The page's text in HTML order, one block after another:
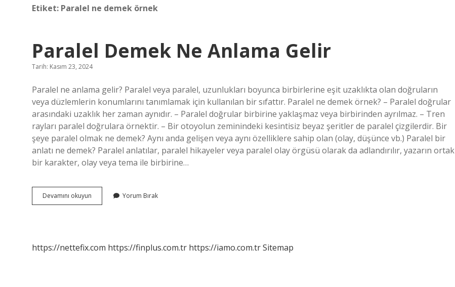
Etiket: Paralel ne demek örnek
Paralel Demek Ne Anlama Gelir
Tarih: Kasım 23, 2024
Paralel ne anlama gelir? Paralel veya paralel, uzunlukları boyunca birbirlerine eşit uzaklıkta olan doğruların
veya düzlemlerin konumlarını tanımlamak için kullanılan bir sıfattır. Paralel ne demek örnek? – Paralel doğrular
arasındaki uzaklık her zaman aynıdır. – Paralel doğrular birbirine yaklaşmaz veya birbirinden ayrılmaz. – Tren
rayları paralel doğrulara örnektir. – Bir otoyolun zeminindeki kesintisiz beyaz şeritler de paralel çizgilerdir. Bir
şeye paralel olmak ne demek? Aynı anda gelişen veya aynı özelliklere sahip olan (olay, düşünce vb.) Paralel bir
anlatı ne demek? Paralel anlatılar, paralel hikayeler veya paralel olay örgüsü olarak da adlandırılır, yazarın ortak
bir karakter, olay veya tema ile birbirine…
Devamını okuyun
Demek
Yorum Bırak
https://nettefix.com https://finplus.com.tr https://iamo.com.trSitemap